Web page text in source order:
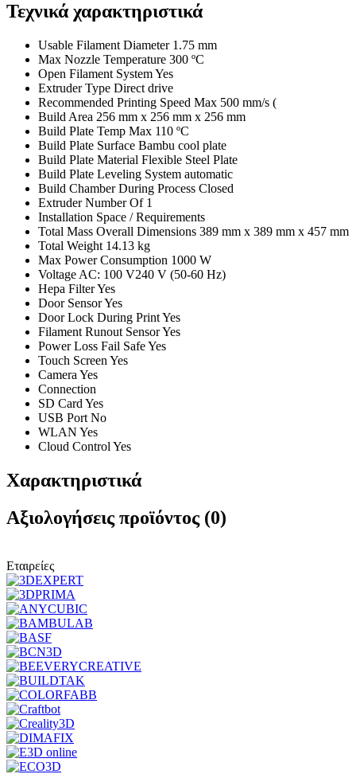
Τεχνικά χαρακτηριστικά
Usable Filament Diameter 1.75 mm
Max Nozzle Temperature 300 ºC
Open Filament System Yes
Extruder Type Direct drive
Recommended Printing Speed Max 500 mm/s (
Build Area 256 mm x 256 mm x 256 mm
Build Plate Temp Max 110 ºC
Build Plate Surface Bambu cool plate
Build Plate Material Flexible Steel Plate
Build Plate Leveling System automatic
Build Chamber During Process Closed
Extruder Number Of 1
Installation Space / Requirements
Total Mass Overall Dimensions 389 mm x 389 mm x 457 mm
Total Weight 14.13 kg
Max Power Consumption 1000 W
Voltage AC: 100 V240 V (50-60 Hz)
Hepa Filter Yes
Door Sensor Yes
Door Lock During Print Yes
Filament Runout Sensor Yes
Power Loss Fail Safe Yes
Touch Screen Yes
Camera Yes
Connection
SD Card Yes
USB Port No
WLAN Yes
Cloud Control Yes
Χαρακτηριστικά
Αξιολογήσεις προϊόντος (0)
Εταιρείες